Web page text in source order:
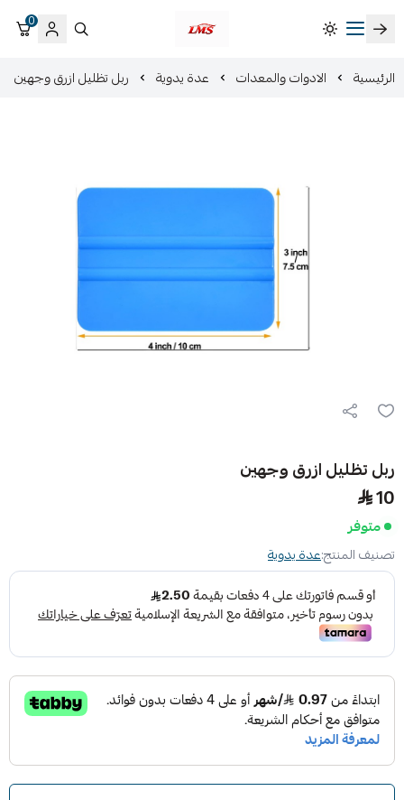
متجر لمسات الشرقية لزينة سيارات LMS
0
الرئيسية الادوات والمعدات عدة يدوية ربل تظليل ازرق وجهين
ربل تظليل ازرق وجهين
10
متوفر
تصنيف المنتج:عدة يدوية